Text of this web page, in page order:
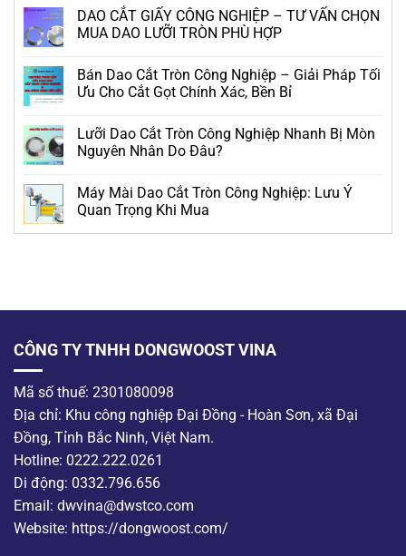
DAO CẮT GIẤY CÔNG NGHIỆP – TƯ VẤN CHỌN
MUA DAO LƯỠI TRÒN PHÙ HỢP
Bán Dao Cắt Tròn Công Nghiệp – Giải Pháp Tối
Ưu Cho Cắt Gọt Chính Xác, Bền Bỉ
Lưỡi Dao Cắt Tròn Công Nghiệp Nhanh Bị Mòn
Nguyên Nhân Do Đâu?
Máy Mài Dao Cắt Tròn Công Nghiệp: Lưu Ý
Quan Trọng Khi Mua
CÔNG TY TNHH DONGWOOST VINA
Mã số thuế: 2301080098
Địa chỉ: Khu công nghiệp Đại Đồng - Hoàn Sơn, xã Đại
Đồng, Tỉnh Bắc Ninh, Việt Nam.
Hotline: 0222.222.0261
Di động: 0332.796.656
Email: dwvina@dwstco.com
Website: https://dongwoost.com/